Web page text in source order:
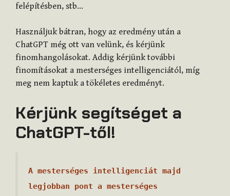
felépítésben, stb…
Használjuk bátran, hogy az eredmény után a
ChatGPT még ott van velünk, és kérjünk
finomhangolásokat. Addig kérjünk további
finomításokat a mesterséges intelligenciától, míg
meg nem kaptuk a tökéletes eredményt.
Kérjünk segítséget a
ChatGPT-től!
A mesterséges intelligenciát majd
legjobban pont a mesterséges